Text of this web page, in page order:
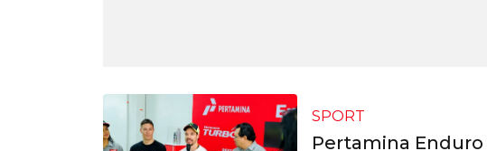
SPORT
Pertamina